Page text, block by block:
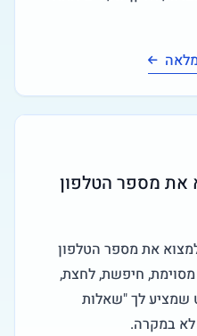
את מספר הטלפון
את מספר הטלפון
חיפשת, לחצת,
שמציע לך "שאלות
לא במקרה.